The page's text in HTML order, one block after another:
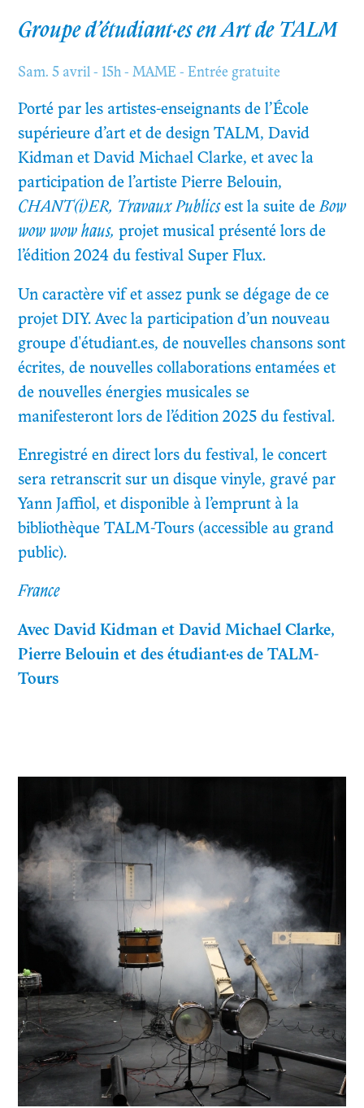
Groupe d’étudiant·es en Art de TALM
Sam. 5 avril - 15h - MAME - Entrée gratuite
Porté par les artistes-enseignants de l’École
supérieure d’art et de design TALM, David
Kidman et David Michael Clarke, et avec la
participation de l’artiste Pierre Belouin,
CHANT(i)ER, Travaux Publicsest la suite deBow
wow wow haus, projet musical présenté lors de
l’édition 2024 du festival Super Flux.
Un caractère vif et assez punk se dégage de ce
projet DIY. Avec la participation d’un nouveau
groupe d'étudiant.es, de nouvelles chansons sont
écrites, de nouvelles collaborations entamées et
de nouvelles énergies musicales se
manifesteront lors de l’édition 2025 du festival.
Enregistré en direct lors du festival, le concert
sera retranscrit sur un disque vinyle, gravé par
Yann Jaffiol, et disponible à l’emprunt à la
bibliothèque TALM-Tours (accessible au grand
public).
France
Avec David Kidman et David Michael Clarke,
Pierre Belouin et des étudiant·es de TALM-
Tours